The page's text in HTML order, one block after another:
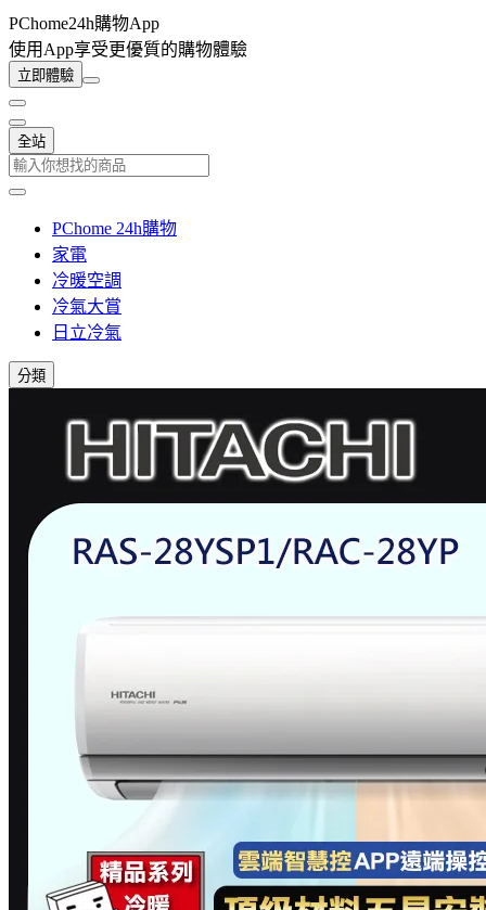
PChome24h購物App
使用App享受更優質的購物體驗
立即體驗
全站
PChome 24h購物
家電
冷暖空調
冷氣大賞
日立冷氣
分類